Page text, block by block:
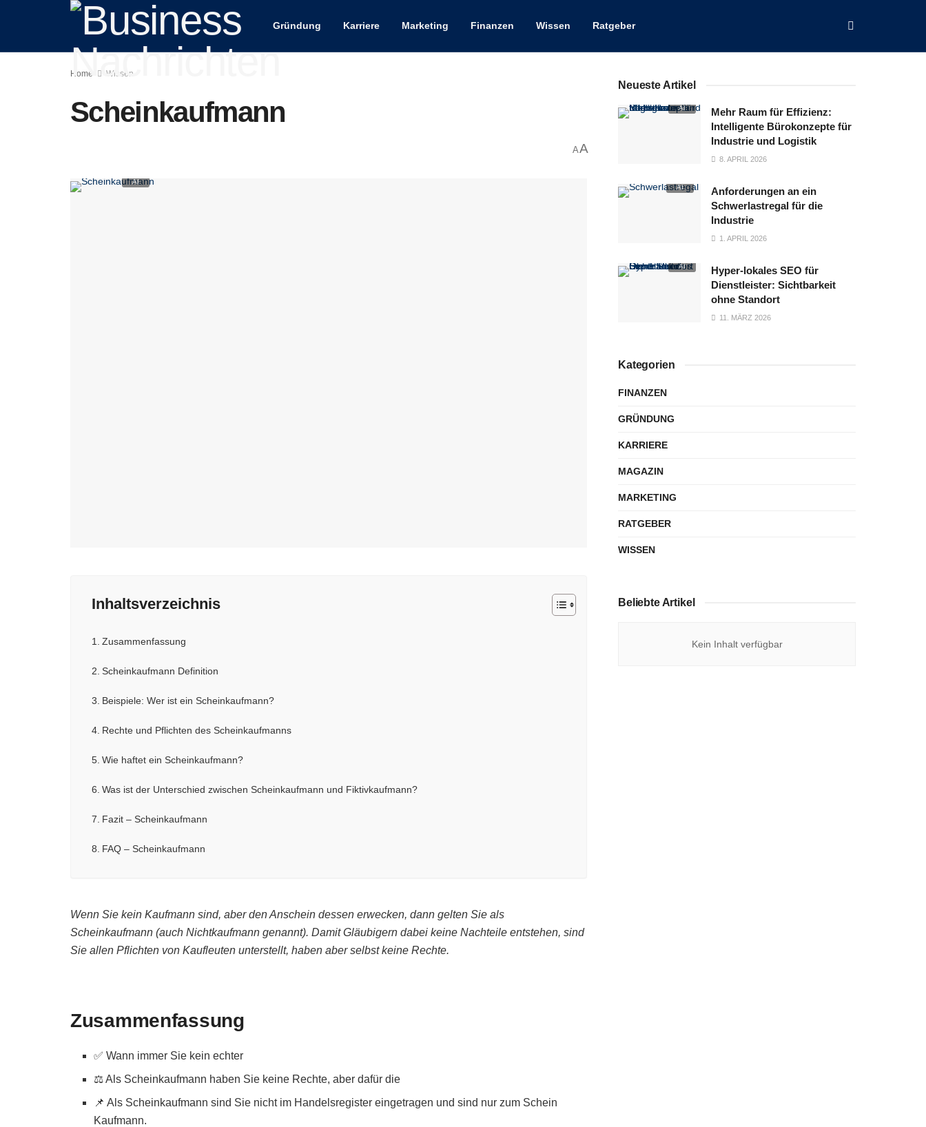
Gründung Karriere Marketing Finanzen Wissen Ratgeber
Home Wissen
Scheinkaufmann
AA
Inhaltsverzeichnis
Zusammenfassung
Scheinkaufmann Definition
Beispiele: Wer ist ein Scheinkaufmann?
Rechte und Pflichten des Scheinkaufmanns
Wie haftet ein Scheinkaufmann?
Was ist der Unterschied zwischen Scheinkaufmann und Fiktivkaufmann?
Fazit – Scheinkaufmann
FAQ – Scheinkaufmann
Wenn Sie kein Kaufmann sind, aber den Anschein dessen erwecken, dann gelten Sie als
Scheinkaufmann (auch Nichtkaufmann genannt). Damit Gläubigern dabei keine Nachteile entstehen, sind
Sie allen Pflichten von Kaufleuten unterstellt, haben aber selbst keine Rechte.
Zusammenfassung
✅ Wann immer Sie kein echter
⚖️ Als Scheinkaufmann haben Sie keine Rechte, aber dafür die
📌 Als Scheinkaufmann sind Sie nicht im Handelsregister eingetragen und sind nur zum Schein
Kaufmann.
Neueste Artikel
Mehr Raum für Effizienz:
Intelligente Bürokonzepte für
Industrie und Logistik
8. APRIL 2026
Anforderungen an ein
Schwerlastregal für die
Industrie
1. APRIL 2026
Hyper‑lokales SEO für
Dienstleister: Sichtbarkeit
ohne Standort
11. MÄRZ 2026
Kategorien
FINANZEN
GRÜNDUNG
KARRIERE
MAGAZIN
MARKETING
RATGEBER
WISSEN
Beliebte Artikel
Kein Inhalt verfügbar